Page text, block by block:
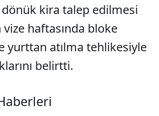
kira talep edilmesi
vize haftasında bloke
yurttan atılma tehlikesiyle
belirtti.